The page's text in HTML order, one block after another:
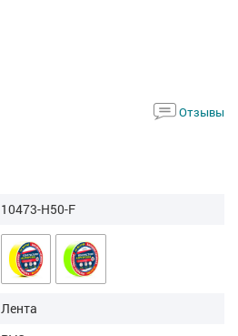
Отзывы
10473-H50-F
Лента